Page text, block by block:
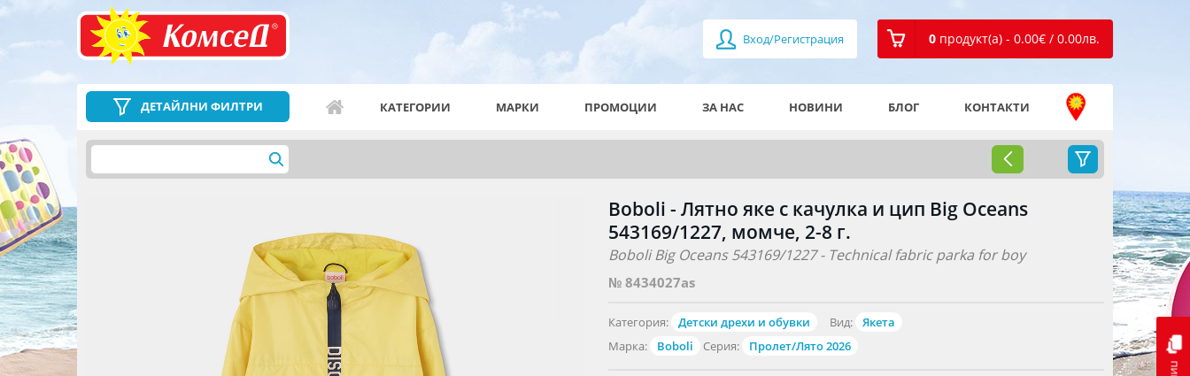
Вход/Регистрация 0 продукт(а) - 0.00€ / 0.00лв.
ДЕТАЙЛНИ ФИЛТРИ КАТЕГОРИИ МАРКИ ПРОМОЦИИ ЗА НАС НОВИНИ БЛОГ КОНТАКТИ
Boboli - Лятно яке с качулка и цип Big Oceans
543169/1227, момче, 2-8 г.
Boboli Big Oceans 543169/1227 - Technical fabric parka for boy
№ 8434027as
Категория: Детски дрехи и обувки Вид:
Якета
Марка:
Boboli Серия: Пролет/Лято 2026